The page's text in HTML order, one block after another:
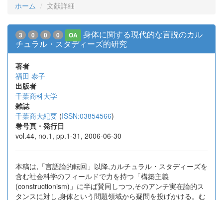
ホーム 文献詳細
3 0 0 0 OA
身体に関する現代的な言説のカル
チュラル・スタディーズ的研究
著者
福田 泰子
出版者
千葉商科大学
雑誌
千葉商大紀要 (ISSN:03854566)
巻号頁・発行日
vol.44, no.1, pp.1-31, 2006-06-30
本稿は,「言語論的転回」以降,カルチュラル・スタディーズを
含む社会科学のフィールドで力を持つ「構築主義
(constructionism)」に半ば賛同しつつ,そのアンチ実在論的ス
タンスに対し,身体という問題領域から疑問を投げかける。む